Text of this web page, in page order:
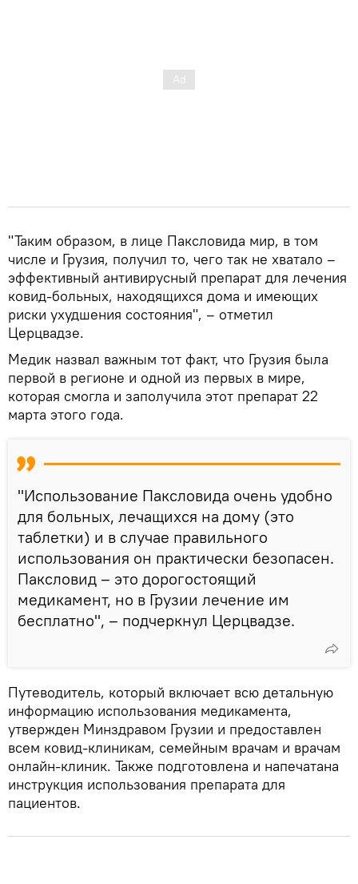
"Таким образом, в лице Паксловида мир, в том
числе и Грузия, получил то, чего так не хватало –
эффективный антивирусный препарат для лечения
ковид-больных, находящихся дома и имеющих
риски ухудшения состояния", – отметил
Церцвадзе.
Медик назвал важным тот факт, что Грузия была
первой в регионе и одной из первых в мире,
которая смогла и заполучила этот препарат 22
марта этого года.
"Использование Паксловида очень удобно
для больных, лечащихся на дому (это
таблетки) и в случае правильного
использования он практически безопасен.
Паксловид – это дорогостоящий
медикамент, но в Грузии лечение им
бесплатно", – подчеркнул Церцвадзе.
Путеводитель, который включает всю детальную
информацию использования медикамента,
утвержден Минздравом Грузии и предоставлен
всем ковид-клиникам, семейным врачам и врачам
онлайн-клиник. Также подготовлена и напечатана
инструкция использования препарата для
пациентов.